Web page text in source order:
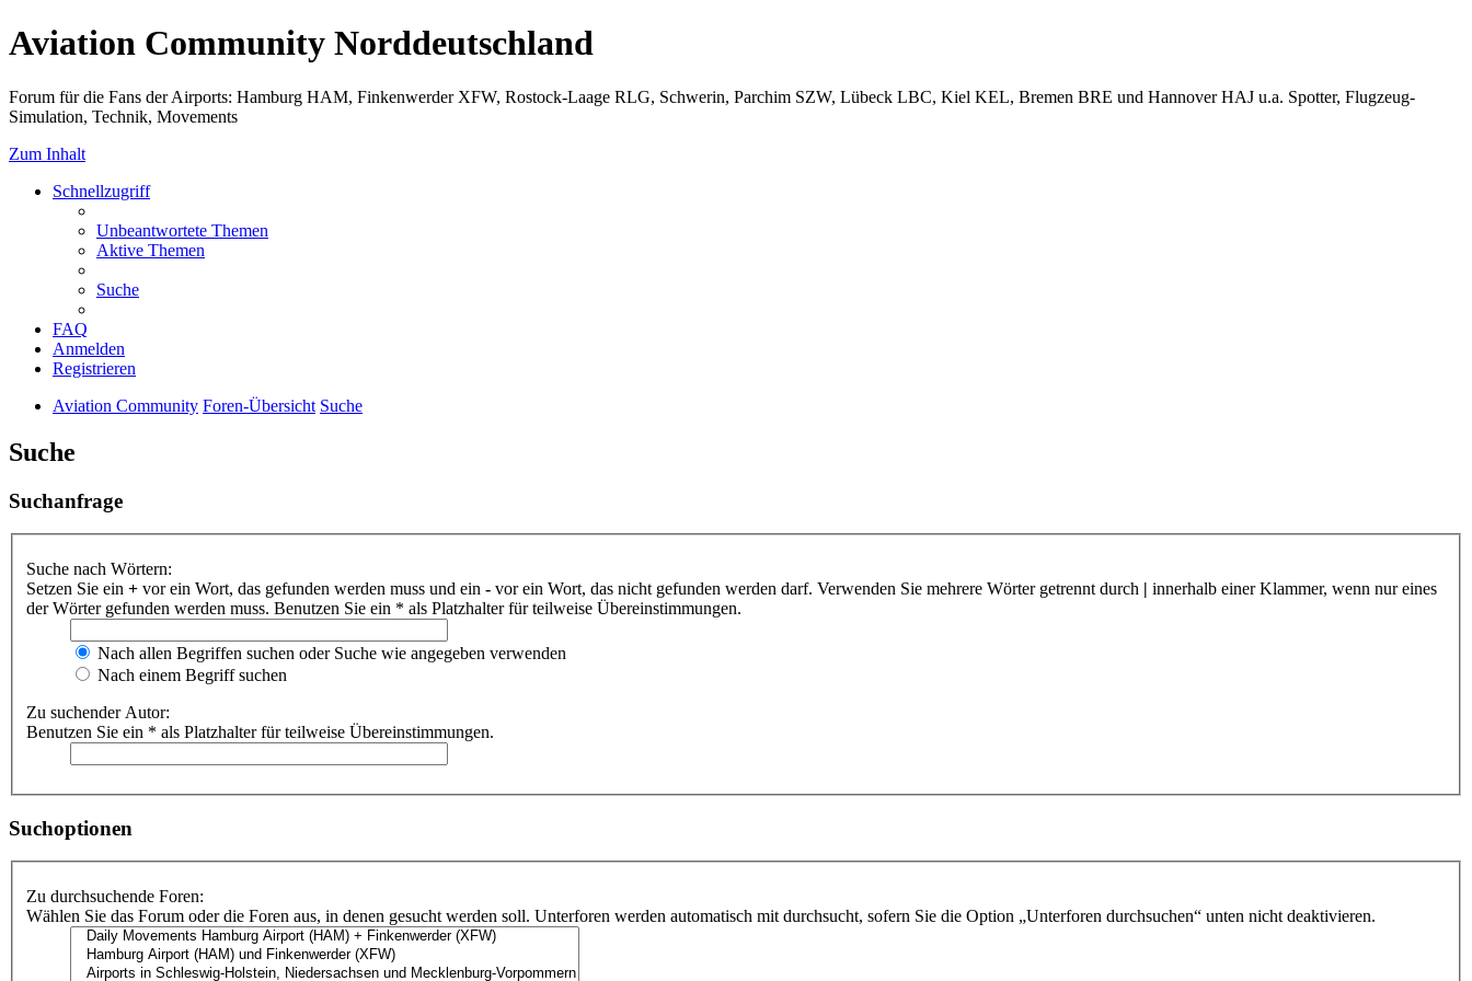
Aviation Community Norddeutschland
Forum für die Fans der Airports: Hamburg HAM, Finkenwerder XFW, Rostock-Laage RLG, Schwerin, Parchim SZW, Lübeck LBC, Kiel KEL, Bremen BRE und Hannover HAJ u.a. Spotter, Flugzeug-
Simulation, Technik, Movements
Zum Inhalt
Schnellzugriff
Unbeantwortete Themen
Aktive Themen
Suche
FAQ
Anmelden
Registrieren
Aviation Community Foren-Übersicht Suche
Suche
Suchanfrage
Suche nach Wörtern:
Setzen Sie ein + vor ein Wort, das gefunden werden muss und ein - vor ein Wort, das nicht gefunden werden darf. Verwenden Sie mehrere Wörter getrennt durch | innerhalb einer Klammer, wenn nur eines
der Wörter gefunden werden muss. Benutzen Sie ein * als Platzhalter für teilweise Übereinstimmungen.
Nach allen Begriffen suchen oder Suche wie angegeben verwenden
Nach einem Begriff suchen
Zu suchender Autor:
Benutzen Sie ein * als Platzhalter für teilweise Übereinstimmungen.
Suchoptionen
Zu durchsuchende Foren:
Wählen Sie das Forum oder die Foren aus, in denen gesucht werden soll. Unterforen werden automatisch mit durchsucht, sofern Sie die Option „Unterforen durchsuchen“ unten nicht deaktivieren.